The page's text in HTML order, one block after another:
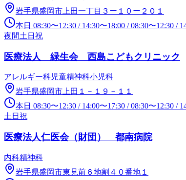
岩手県盛岡市上田一丁目３ー１０ー２０１
本日 08:30〜12:30 / 14:30〜18:00 /08:30〜12:30 /
夜間土日祝
医療法人 緑生会 西島こどもクリニック
アレルギー科児童精神科小児科
岩手県盛岡市上田１－１９－１１
本日 08:30〜12:30 / 14:00〜17:30 /08:30〜12:30 /
土日祝
医療法人仁医会（財団） 都南病院
内科精神科
岩手県盛岡市東見前６地割４０番地１